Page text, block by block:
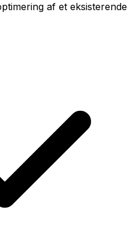
af et eksisterende